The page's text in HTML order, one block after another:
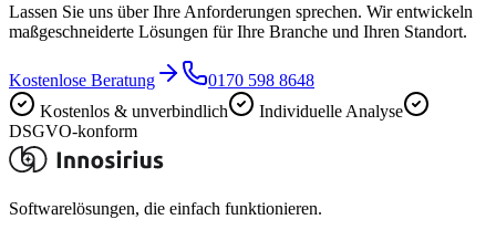
Lassen Sie uns über Ihre Anforderungen sprechen. Wir entwickeln
maßgeschneiderte Lösungen für Ihre Branche und Ihren Standort.
Kostenlose Beratung
0170 598 8648
Kostenlos & unverbindlich
Individuelle Analyse
DSGVO-konform
Softwarelösungen, die einfach funktionieren.